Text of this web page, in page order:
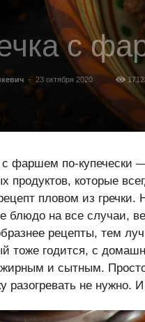
с
- 23 октября 2020
с фаршем по-купечески
продуктов, которые
пловом из гречки.
блюдо на все случаи,
рецепты, тем
тоже годится, с
и сытным. Просто
разогревать не нужно.